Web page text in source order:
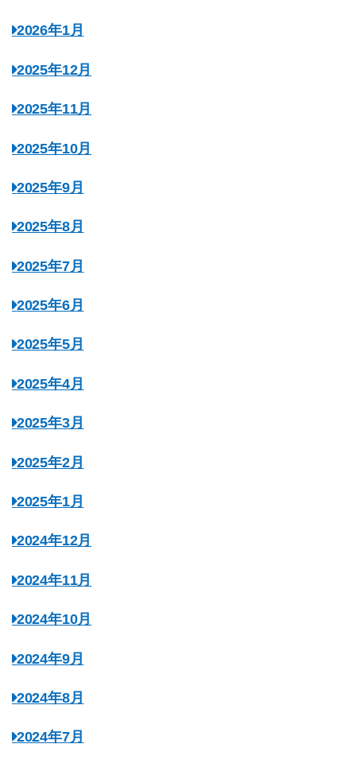
2026年1月
2025年12月
2025年11月
2025年10月
2025年9月
2025年8月
2025年7月
2025年6月
2025年5月
2025年4月
2025年3月
2025年2月
2025年1月
2024年12月
2024年11月
2024年10月
2024年9月
2024年8月
2024年7月